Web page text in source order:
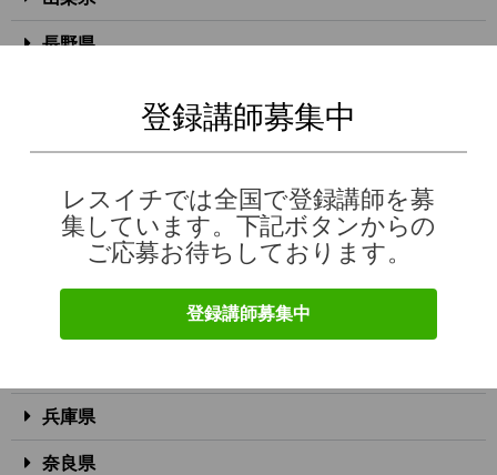
長野県
三重県
兵庫県
奈良県
登録講師募集中
レスイチでは全国で登録講師を募
集しています。下記ボタンからの
ご応募お待ちしております。
登録講師募集中